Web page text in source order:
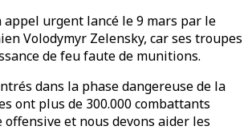
appel urgent lancé le 9 mars par le
Volodymyr Zelensky, car ses troupes
de feu faute de munitions.
dans la phase dangereuse de la
ont plus de 300.000 combattants
offensive et nous devons aider les